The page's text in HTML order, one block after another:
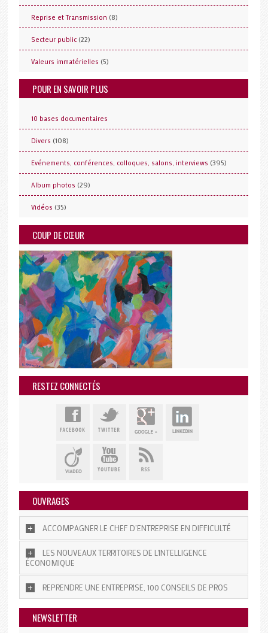
Reprise et Transmission (8)
Secteur public (22)
Valeurs immatérielles (5)
POUR EN SAVOIR PLUS
10 bases documentaires
Divers (108)
Evénements, conférences, colloques, salons, interviews (395)
Album photos (29)
Vidéos (35)
COUP DE CŒUR
RESTEZ CONNECTÉS
OUVRAGES
ACCOMPAGNER LE CHEF D’ENTREPRISE EN DIFFICULTÉ
LES NOUVEAUX TERRITOIRES DE L'INTELLIGENCE
ÉCONOMIQUE
REPRENDRE UNE ENTREPRISE, 100 CONSEILS DE PROS
NEWSLETTER